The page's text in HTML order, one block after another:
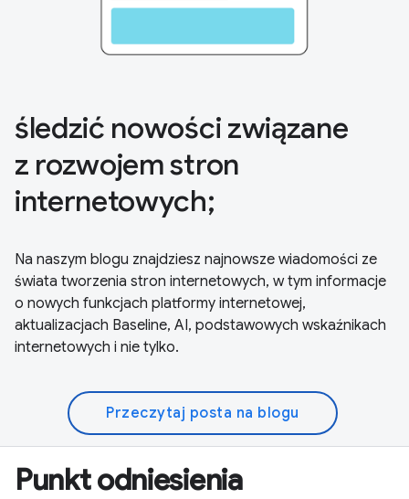
śledzić nowości związane
z rozwojem stron
internetowych;
Na naszym blogu znajdziesz najnowsze wiadomości ze
świata tworzenia stron internetowych, w tym informacje
o nowych funkcjach platformy internetowej,
aktualizacjach Baseline, AI, podstawowych wskaźnikach
internetowych i nie tylko.
Przeczytaj posta na blogu
Punkt odniesienia